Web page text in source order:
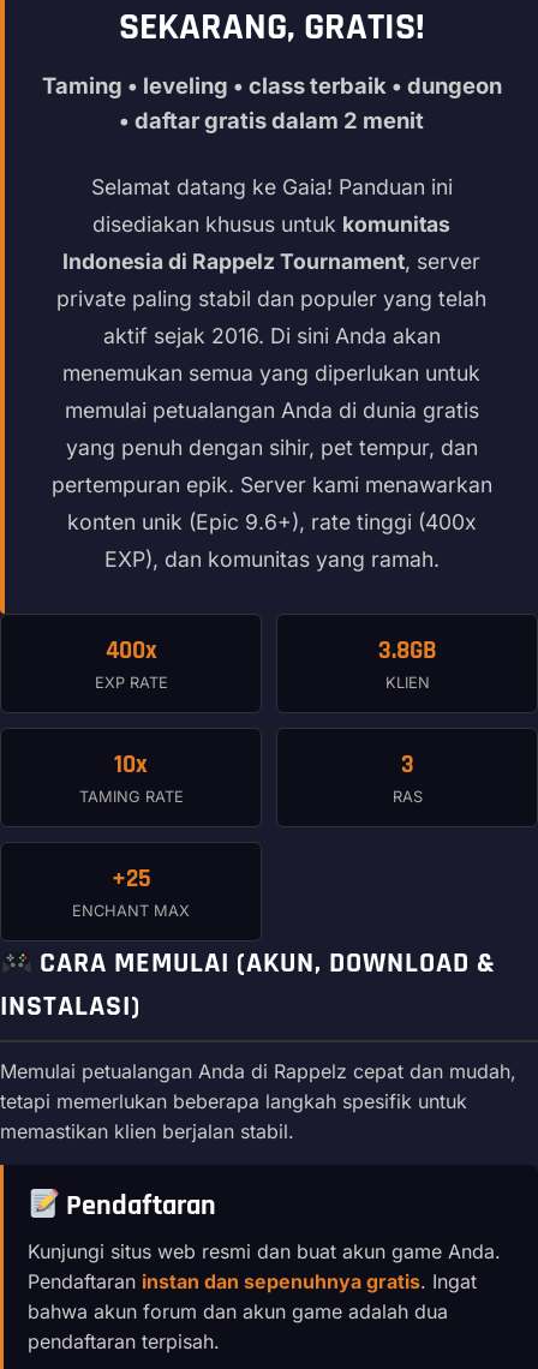
SEKARANG, GRATIS!
Taming • leveling • class terbaik • dungeon
• daftar gratis dalam 2 menit
Selamat datang ke Gaia! Panduan ini
disediakan khusus untuk komunitas
Indonesia di Rappelz Tournament, server
private paling stabil dan populer yang telah
aktif sejak 2016. Di sini Anda akan
menemukan semua yang diperlukan untuk
memulai petualangan Anda di dunia gratis
yang penuh dengan sihir, pet tempur, dan
pertempuran epik. Server kami menawarkan
konten unik (Epic 9.6+), rate tinggi (400x
EXP), dan komunitas yang ramah.
400x
EXP RATE
3.8GB
KLIEN
10x
TAMING RATE
3
RAS
+25
ENCHANT MAX
CARA MEMULAI (AKUN, DOWNLOAD &
INSTALASI)
Memulai petualangan Anda di Rappelz cepat dan mudah,
tetapi memerlukan beberapa langkah spesifik untuk
memastikan klien berjalan stabil.
Pendaftaran
Kunjungi situs web resmi dan buat akun game Anda.
Pendaftaran instan dan sepenuhnya gratis. Ingat
bahwa akun forum dan akun game adalah dua
pendaftaran terpisah.